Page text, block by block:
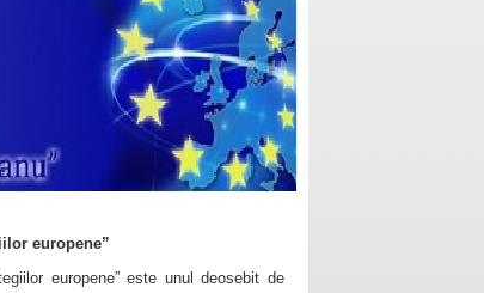
europene”
europene” este unul deosebit de